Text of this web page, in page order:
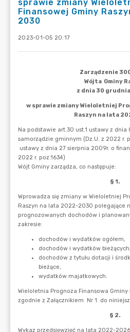
sprawie zmiany
Finansowej Gminy
2030
2023-01-05 20:17